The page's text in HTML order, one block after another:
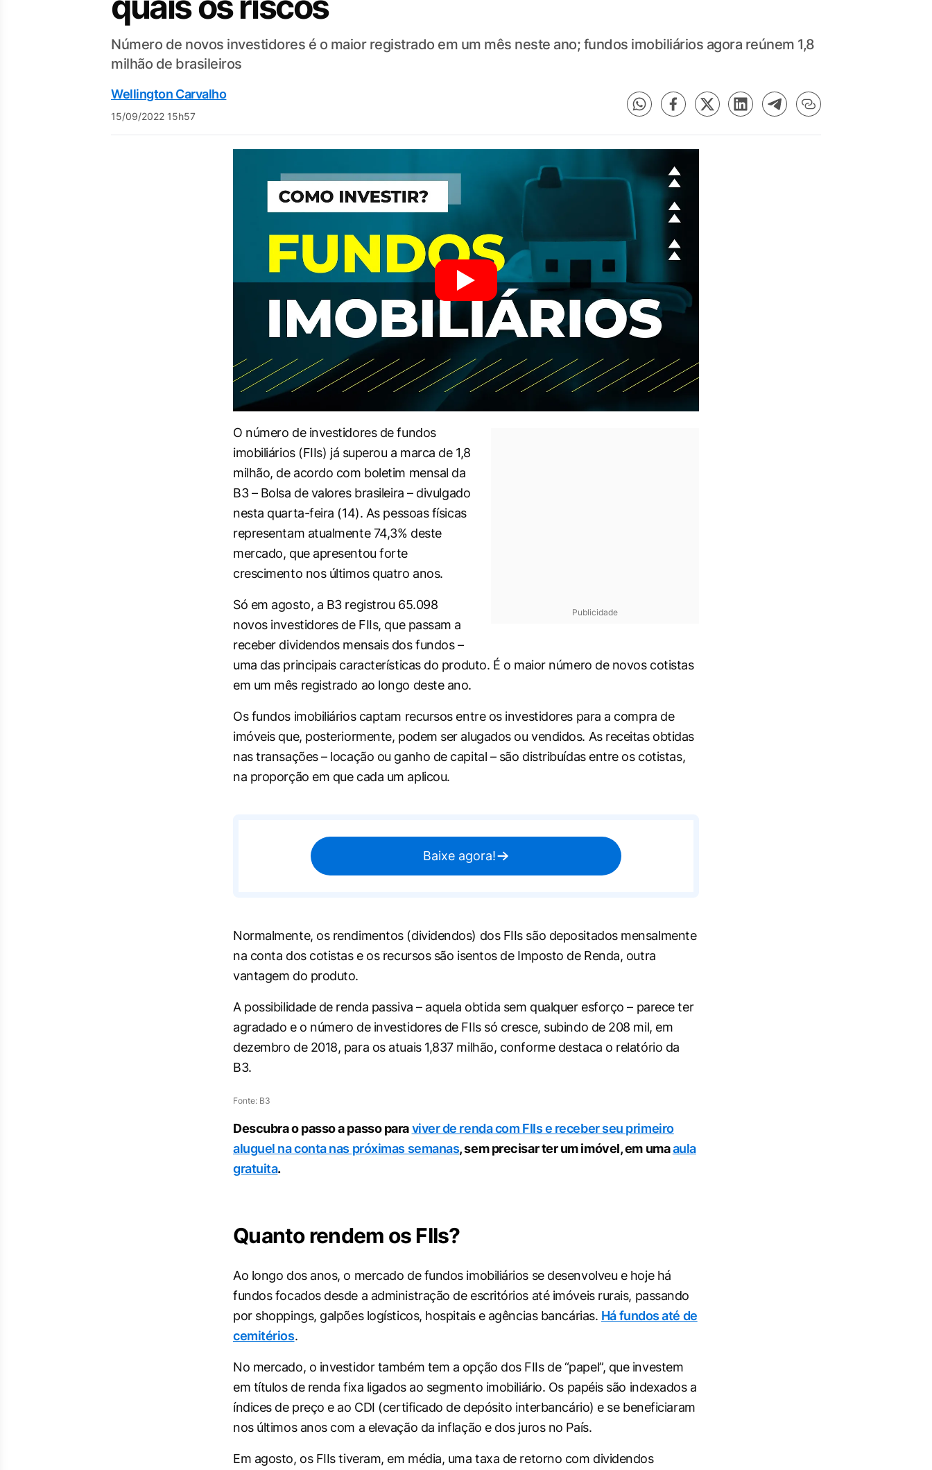
Número de novos investidores é o maior registrado em um mês neste ano; fundos imobiliários agora reúnem 1,8
milhão de brasileiros
Wellington Carvalho
15/09/2022 15h57
Publicidade
O número de investidores de fundos
imobiliários (FIIs) já superou a marca de 1,8
milhão, de acordo com boletim mensal da
B3 – Bolsa de valores brasileira – divulgado
nesta quarta-feira (14). As pessoas físicas
representam atualmente 74,3% deste
mercado, que apresentou forte
crescimento nos últimos quatro anos.
Só em agosto, a B3 registrou 65.098
novos investidores de FIIs, que passam a
receber dividendos mensais dos fundos –
uma das principais características do produto. É o maior número de novos cotistas
em um mês registrado ao longo deste ano.
Os fundos imobiliários captam recursos entre os investidores para a compra de
imóveis que, posteriormente, podem ser alugados ou vendidos. As receitas obtidas
nas transações – locação ou ganho de capital – são distribuídas entre os cotistas,
na proporção em que cada um aplicou.
Baixe agora!
Normalmente, os rendimentos (dividendos) dos FIIs são depositados mensalmente
na conta dos cotistas e os recursos são isentos de Imposto de Renda, outra
vantagem do produto.
A possibilidade de renda passiva – aquela obtida sem qualquer esforço – parece ter
agradado e o número de investidores de FIIs só cresce, subindo de 208 mil, em
dezembro de 2018, para os atuais 1,837 milhão, conforme destaca o relatório da
B3.
Fonte: B3
Descubra o passo a passo paraviver de renda com FIIs e receber seu primeiro
aluguel na conta nas próximas semanas, sem precisar ter um imóvel, em umaaula
gratuita.
Quanto rendem os FIIs?
Ao longo dos anos, o mercado de fundos imobiliários se desenvolveu e hoje há
fundos focados desde a administração de escritórios até imóveis rurais, passando
por shoppings, galpões logísticos, hospitais e agências bancárias. Há fundos até de
cemitérios.
No mercado, o investidor também tem a opção dos FIIs de “papel”, que investem
em títulos de renda fixa ligados ao segmento imobiliário. Os papéis são indexados a
índices de preço e ao CDI (certificado de depósito interbancário) e se beneficiaram
nos últimos anos com a elevação da inflação e dos juros no País.
Em agosto, os FIIs tiveram, em média, uma taxa de retorno com dividendos